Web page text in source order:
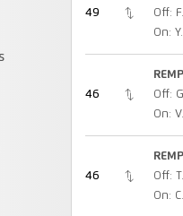
49
Off:
On:
46
Off:
On:
46
Off:
On: